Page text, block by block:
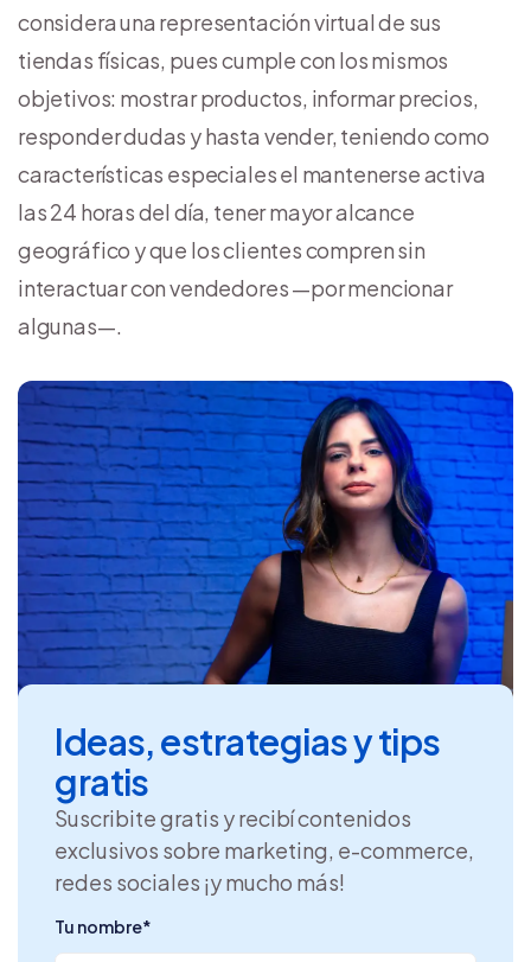
considera una representación virtual de sus
tiendas físicas, pues cumple con los mismos
objetivos: mostrar productos, informar precios,
responder dudas y hasta vender, teniendo como
características especiales el mantenerse activa
las 24 horas del día, tener mayor alcance
geográfico y que los clientes compren sin
interactuar con vendedores —por mencionar
algunas—.
Ideas, estrategias y tips
gratis
Suscribite gratis y recibí contenidos
exclusivos sobre marketing, e-commerce,
redes sociales ¡y mucho más!
Tu nombre*